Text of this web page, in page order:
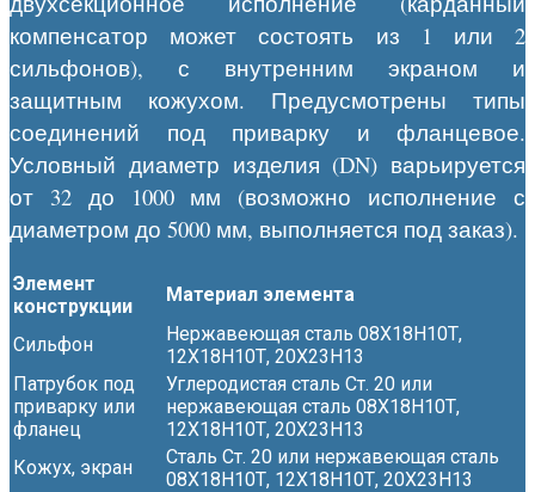
компенсатор может состоять из 1 или 2
сильфонов), с внутренним экраном и
защитным кожухом. Предусмотрены типы
соединений под приварку и фланцевое.
Условный диаметр изделия (DN) варьируется
от 32 до 1000 мм (возможно исполнение с
диаметром до 5000 мм, выполняется под заказ).
Элемент
конструкции
Материал элемента
Сильфон
Нержавеющая сталь 08Х18Н10Т,
12Х18Н10Т, 20Х23Н13
Патрубок под
приварку или
фланец
Углеродистая сталь Ст. 20 или
нержавеющая сталь 08Х18Н10Т,
12Х18Н10Т, 20Х23Н13
Кожух, экран
Сталь Ст. 20 или нержавеющая сталь
08Х18Н10Т, 12Х18Н10Т, 20Х23Н13